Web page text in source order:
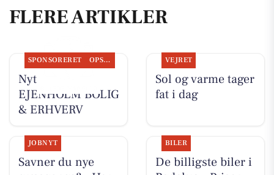
FLERE ARTIKLER
SPONSORERET OPSLAGSTAVLEN
Nyt fra
EJENHOLM BOLIG
& ERHVERV
VEJRET
Sol og varme tager
fat i dag
JOBNYT
Savner du nye
BILER
De billigste biler i